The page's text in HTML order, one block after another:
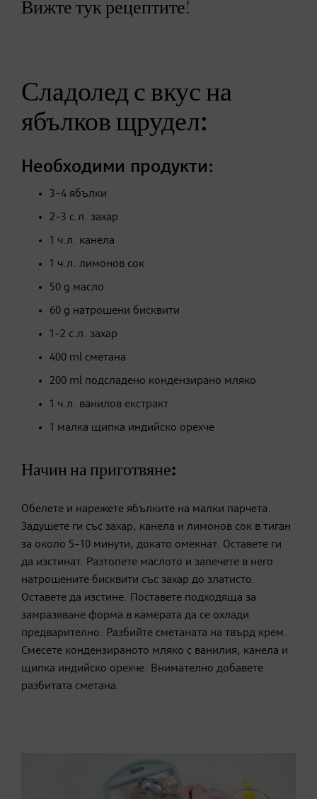
Вижте тук рецептите!
Сладолед с вкус на
ябълков щрудел:
Необходими продукти:
3–4 ябълки
2–3 с.л. захар
1 ч.л. канела
1 ч.л. лимонов сок
50 g масло
60 g натрошени бисквити
1–2 с.л. захар
400 ml сметана
200 ml подсладено кондензирано мляко
1 ч.л. ванилов екстракт
1 малка щипка индийско орехче
Начин на приготвяне:
Обелете и нарежете ябълките на малки парчета.
Задушете ги със захар, канела и лимонов сок в тиган
за около 5–10 минути, докато омекнат. Оставете ги
да изстинат. Разтопете маслото и запечете в него
натрошените бисквити със захар до златисто.
Оставете да изстине. Поставете подходяща за
замразяване форма в камерата да се охлади
предварително. Разбийте сметаната на твърд крем.
Смесете кондензираното мляко с ванилия, канела и
щипка индийско орехче. Внимателно добавете
разбитата сметана.